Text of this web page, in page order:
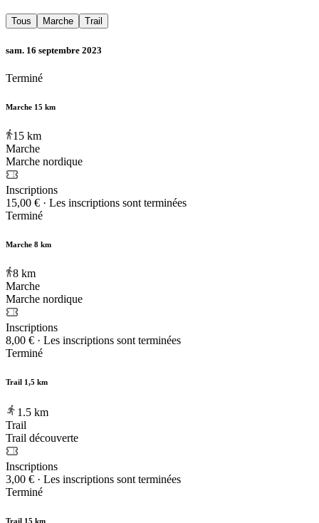
Tous Marche Trail
sam. 16 septembre 2023
Terminé
Marche 15 km
15 km
Marche
Marche nordique
Inscriptions
15,00 € · Les inscriptions sont terminées
Terminé
Marche 8 km
8 km
Marche
Marche nordique
Inscriptions
8,00 € · Les inscriptions sont terminées
Terminé
Trail 1,5 km
1.5 km
Trail
Trail découverte
Inscriptions
3,00 € · Les inscriptions sont terminées
Terminé
Trail 15 km